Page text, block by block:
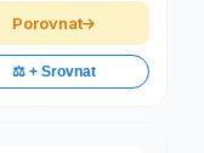
Porovnat
⚖️ + Srovnat